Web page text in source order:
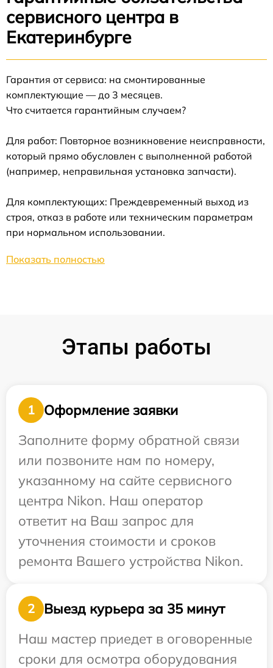
сервисного центра в
Екатеринбурге
Гарантия от сервиса: на смонтированные
комплектующие — до 3 месяцев.
Что считается гарантийным случаем?
Для работ: Повторное возникновение неисправности,
который прямо обусловлен с выполненной работой
(например, неправильная установка запчасти).
Для комплектующих: Преждевременный выход из
строя, отказ в работе или техническим параметрам
при нормальном использовании.
Показать полностью
Этапы работы
1
Оформление заявки
Заполните форму обратной связи
или позвоните нам по номеру,
указанному на сайте сервисного
центра Nikon. Наш оператор
ответит на Ваш запрос для
уточнения стоимости и сроков
ремонта Вашего устройства Nikon.
2
Выезд курьера за 35 минут
Наш мастер приедет в оговоренные
сроки для осмотра оборудования